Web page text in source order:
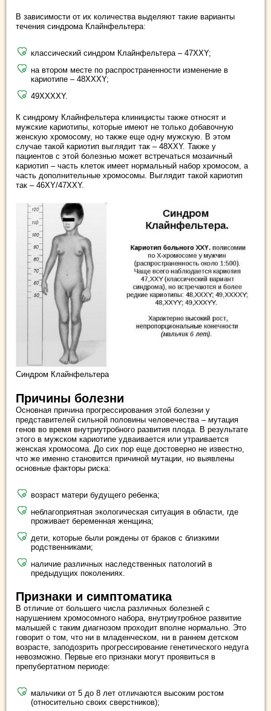
В зависимости от их количества выделяют такие варианты
течения синдрома Клайнфельтера:
классический синдром Клайнфельтера – 47ХХY;
на втором месте по распространенности изменение в
кариотипе – 48ХХХY;
49ХХХХY.
К синдрому Клайнфельтера клиницисты также относят и
мужские кариотипы, которые имеют не только добавочную
женскую хромосому, но также еще одну мужскую. В этом
случае такой кариотип выглядит так – 48ХХY. Также у
пациентов с этой болезнью может встречаться мозаичный
кариотип – часть клеток имеет нормальный набор хромосом, а
часть дополнительные хромосомы. Выглядит такой кариотип
так – 46XY/47XXY.
Синдром Клайнфельтера
Причины болезни
Основная причина прогрессирования этой болезни у
представителей сильной половины человечества – мутация
генов во время внутриутробного развития плода. В результате
этого в мужском кариотипе удваивается или утраивается
женская хромосома. До сих пор еще достоверно не известно,
что же именно становится причиной мутации, но выявлены
основные факторы риска:
возраст матери будущего ребенка;
неблагоприятная экологическая ситуация в области, где
проживает беременная женщина;
дети, которые были рождены от браков с близкими
родственниками;
наличие различных наследственных патологий в
предыдущих поколениях.
Признаки и симптоматика
В отличие от большего числа различных болезней с
нарушением хромосомного набора, внутриутробное развитие
малышей с таким диагнозом проходит вполне нормально. Это
говорит о том, что ни в младенческом, ни в раннем детском
возрасте, заподозрить прогрессирование генетического недуга
невозможно. Первые его признаки могут проявиться в
препубертатном периоде:
мальчики от 5 до 8 лет отличаются высоким ростом
(относительно своих сверстников);